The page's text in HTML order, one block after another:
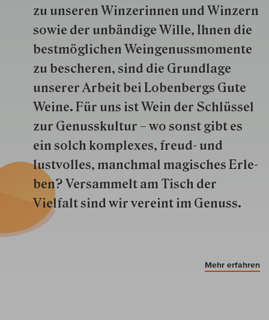
zu unseren Win­zer­innen und Win­zern
so­wie der un­bän­dige Wille, Ihnen die
best­mög­lich­en Wein­genuss­momente
zu besche­ren, sind die Grund­lage
unserer Arbeit bei Lobenbergs Gute
Weine. Für uns ist Wein der Schlüs­sel
zur Genuss­kultur – wo sonst gibt es
ein solch kom­plexes, freud- und
lustvolles, manchmal ma­gisch­es Er­le­
ben? Versammelt am Tisch der
Vielfalt sind wir ver­eint im Genuss.
Mehr erfahren